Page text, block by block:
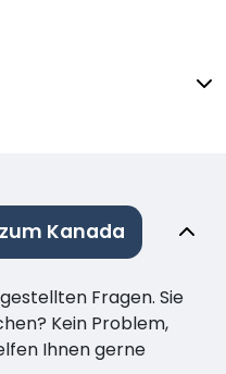
Kanada
Fragen. Sie
Kein Problem,
Ihnen gerne